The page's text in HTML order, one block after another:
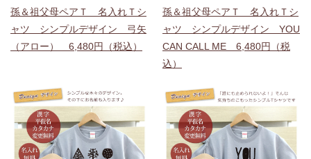
孫＆祖父母ペアＴ 名入れＴシ
ャツ シンプルデザイン 弓矢
（アロー） 6,480円（税込）
孫＆祖父母ペアＴ 名入れＴシ
ャツ シンプルデザイン YOU
CAN CALL ME 6,480円（税
込）